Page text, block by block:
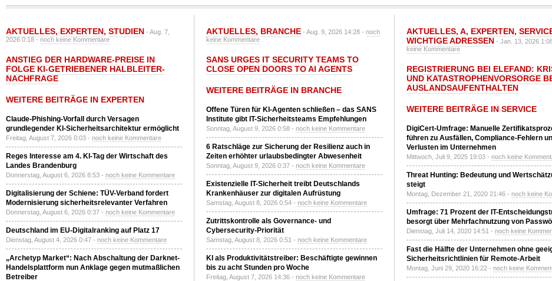
AKTUELLES, EXPERTEN, STUDIEN - Aug. 7,
2026 0:18 -noch keine Kommentare
ANSTIEG DER HARDWARE-PREISE IN
FOLGE KI-GETRIEBENER HALBLEITER-
NACHFRAGE
WEITERE BEITRÄGE IN EXPERTEN
Claude-Phishing-Vorfall durch Versagen
grundlegender KI-Sicherheitsarchitektur ermöglicht
Freitag, August 7, 2026 0:03 - noch keine Kommentare
Reges Interesse am 4. KI-Tag der Wirtschaft des
Landes Brandenburg
Donnerstag, August 6, 2026 8:53 - noch keine Kommentare
Digitalisierung der Schiene: TÜV-Verband fordert
Modernisierung sicherheitsrelevanter Verfahren
Donnerstag, August 6, 2026 0:37 - noch keine Kommentare
Deutschland im EU-Digitalranking auf Platz 17
Dienstag, August 4, 2026 0:47 - noch keine Kommentare
„Archetyp Market“: Nach Abschaltung der Darknet-
Handelsplattform nun Anklage gegen mutmaßlichen
Betreiber
AKTUELLES, BRANCHE - Aug. 9, 2026 14:28 - noch
keine Kommentare
SANS URGES IT SECURITY TEAMS TO
CLOSE OPEN DOORS TO AI AGENTS
WEITERE BEITRÄGE IN BRANCHE
Offene Türen für KI-Agenten schließen – das SANS
Institute gibt IT-Sicherheitsteams Empfehlungen
Sonntag, August 9, 2026 0:58 - noch keine Kommentare
6 Ratschläge zur Sicherung der Resilienz auch in
Zeiten erhöhter urlaubsbedingter Abwesenheit
Sonntag, August 9, 2026 0:37 - noch keine Kommentare
Existenzielle IT-Sicherheit treibt Deutschlands
Krankenhäuser zur digitalen Aufrüstung
Samstag, August 8, 2026 0:54 - noch keine Kommentare
Zutrittskontrolle als Governance- und
Cybersecurity-Priorität
Samstag, August 8, 2026 0:51 - noch keine Kommentare
KI als Produktivitätstreiber: Beschäftigte gewinnen
bis zu acht Stunden pro Woche
Freitag, August 7, 2026 14:36 - noch keine Kommentare
AKTUELLES, A, EXPERTEN,
WICHTIGE ADRESSEN - Jan. 13, 2026
keine Kommentare
REGISTRIERUNG BEI ELEFAND:
UND KATASTROPHENVORSORGE
AUSLANDSAUFENTHALTEN
WEITERE BEITRÄGE IN SERVICE
DigiCert-Umfrage: Manuelle
führen zu Ausfällen, Compliance-Fehlern
Verlusten im Unternehmen
Mittwoch, Juli 9, 2025 19:03 - noch keine
Threat Hunting: Bedeutung und
steigt
Montag, Dezember 21, 2020 21:46 - noch keine
Umfrage: 71 Prozent der IT-
besorgt über Mehrfachnutzung von
Dienstag, Juli 14, 2020 14:51 - noch keine
Fast die Hälfte der Unternehmen ohne
Sicherheitsrichtlinien für Remote-Arbeit
Montag, Juni 29, 2020 16:22 - noch keine